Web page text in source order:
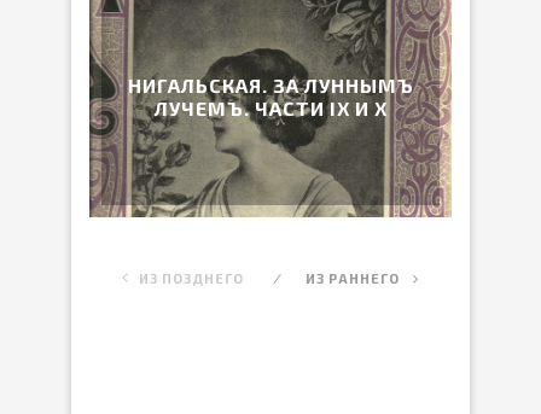
НИГАЛЬСКАЯ. ЗА ЛУННЫМЪ
ЛУЧЕМЪ. ЧАСТИ IX И X
ИЗ ПОЗДНЕГО ИЗ РАННЕГО